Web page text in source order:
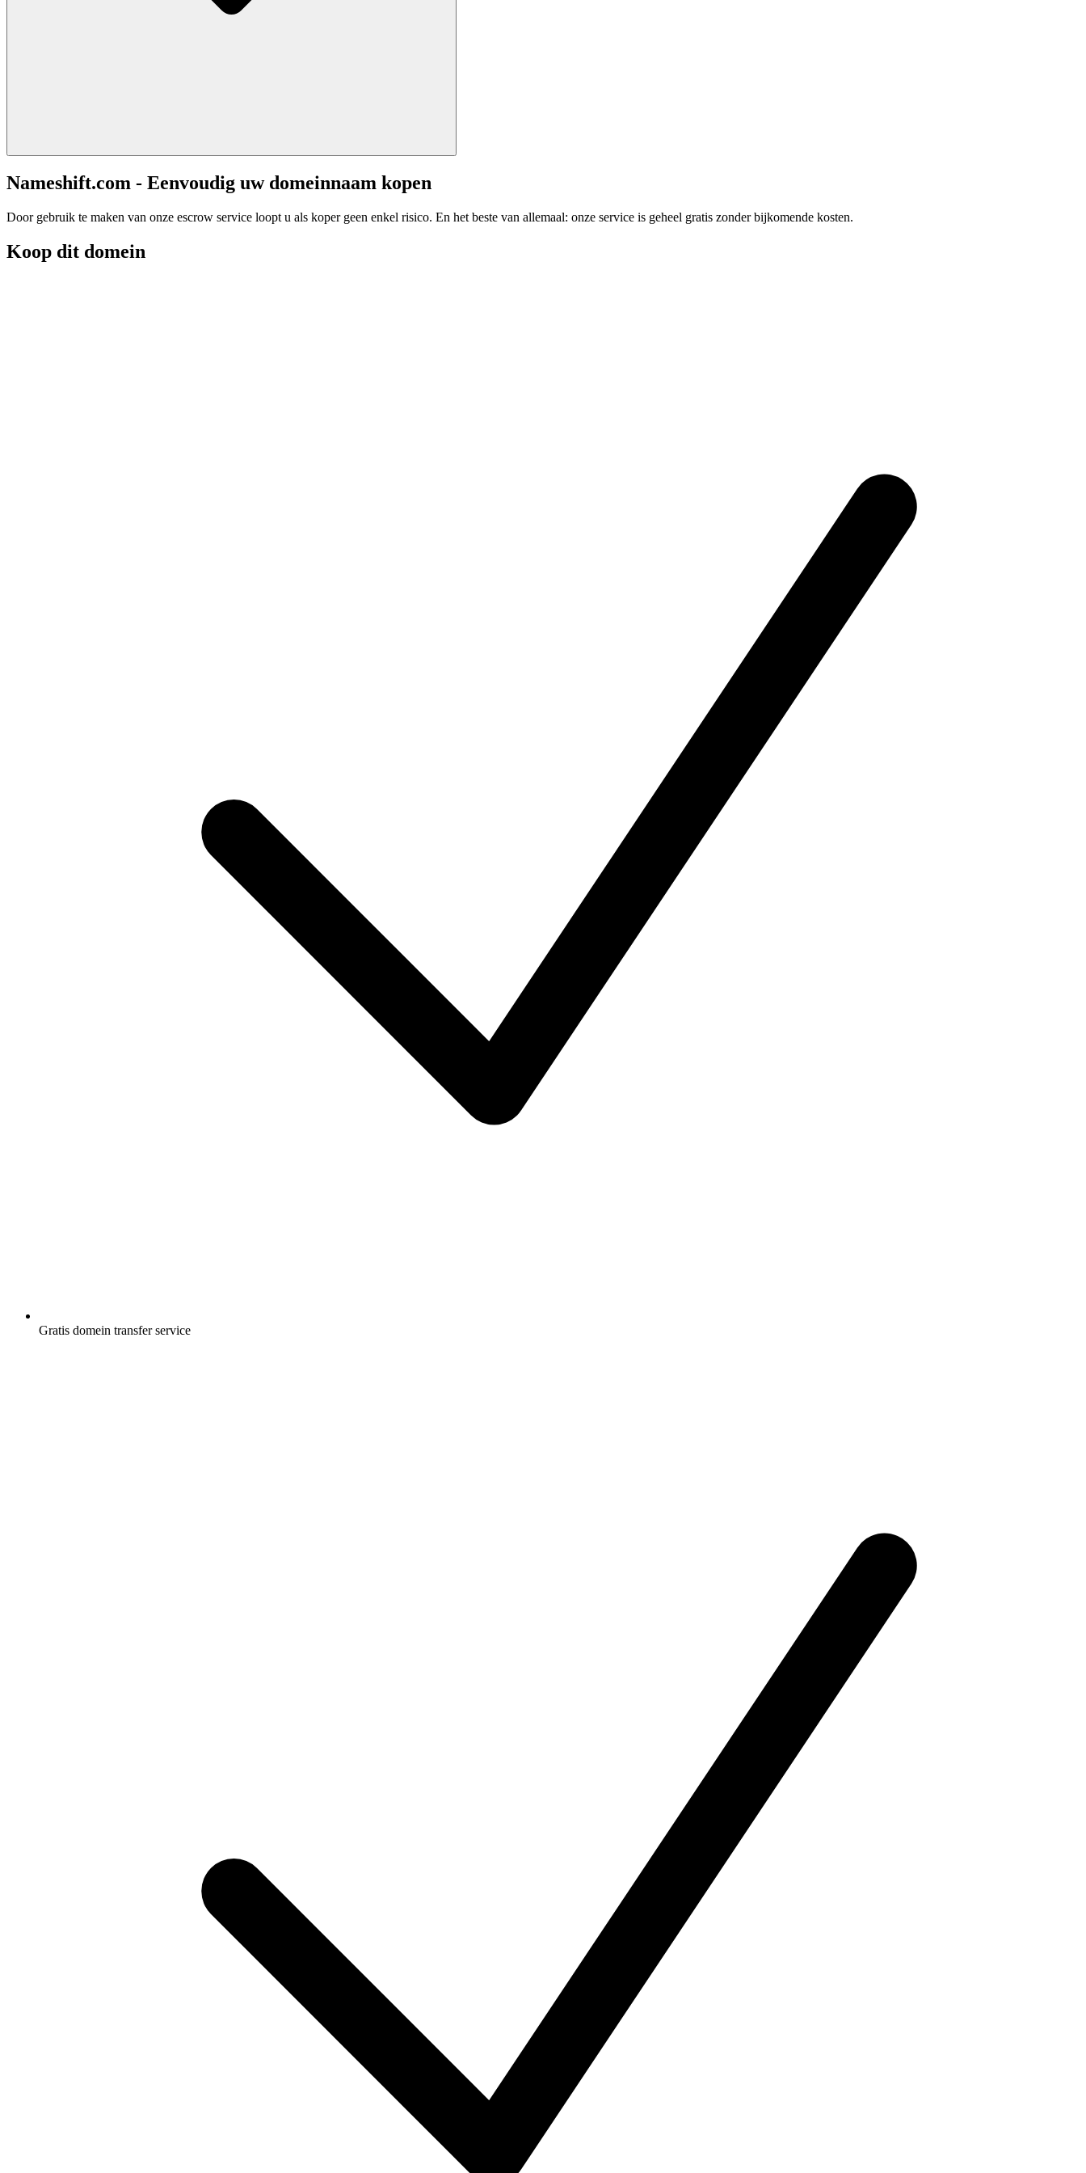
Nameshift.com - Eenvoudig uw domeinnaam kopen
Door gebruik te maken van onze escrow service loopt u als koper geen enkel risico. En het beste van allemaal: onze service is geheel gratis zonder bijkomende kosten.
Koop dit domein
Gratis domein transfer service